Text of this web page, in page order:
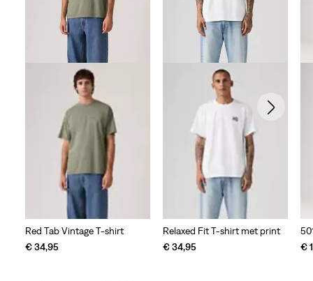
Red Tab Vintage T-shirt
€ 34,95
Relaxed Fit T-shirt met print
€ 34,95
€